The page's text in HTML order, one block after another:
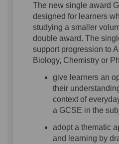
The new single award
designed for learners
studying a smaller
double award. The
support progression to
Biology, Chemistry or
give learners an
their
context of
a GCSE in the
adopt a thematic
and learning by